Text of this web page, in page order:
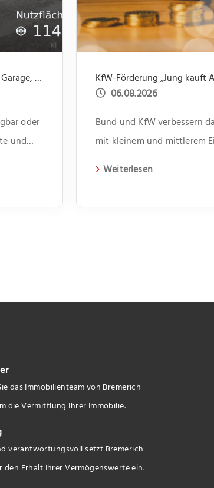
Nicht mehr verfügbar: Einfamilienhaus mit Einliegerwohnung, Garage, Garten -offene Besichtigung 31.07 um 14.00 bis 15.30
oder
und
KfW-Förderung „Jung kauft
06.08.2026
Bund und KfW verbessern
mit kleinem und mittlerem
Weiterlesen
das Immobilienteam von Bremerich
die Vermittlung Ihrer Immobilie.
verantwortungsvoll setzt Bremerich
den Erhalt Ihrer Vermögenswerte ein.